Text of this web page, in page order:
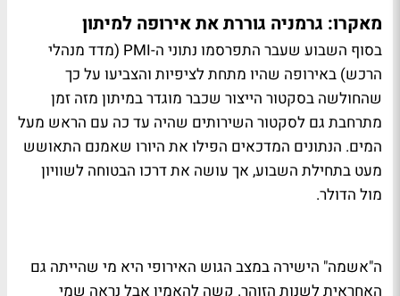
מאקרו: גרמניה גוררת את אירופה למיתון
בסוף השבוע שעבר התפרסמו נתוני ה-PMI (מדד מנהלי
הרכש) באירופה שהיו מתחת לציפיות והצביעו על כך
שהחולשה בסקטור הייצור שכבר מוגדר במיתון מזה זמן
מתרחבת גם לסקטור השירותים שהיה עד כה עם הראש מעל
המים. הנתונים המדכאים הפילו את היורו שאמנם התאושש
מעט בתחילת השבוע, אך עושה את דרכו הבטוחה לשוויון
מול הדולר.
ה"אשמה" הישירה במצב הגוש האירופי היא מי שהייתה גם
האחראית לשנות הזוהר. קשה להאמין אבל נראה שמי